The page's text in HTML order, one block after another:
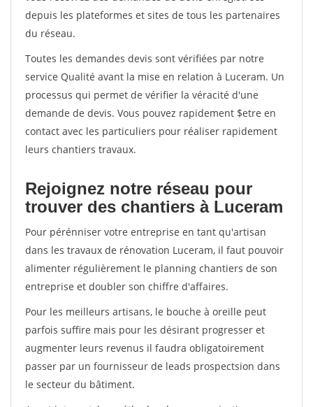
depuis les plateformes et sites de tous les partenaires
du réseau.
Toutes les demandes devis sont vérifiées par notre
service Qualité avant la mise en relation à Luceram. Un
processus qui permet de vérifier la véracité d'une
demande de devis. Vous pouvez rapidement $etre en
contact avec les particuliers pour réaliser rapidement
leurs chantiers travaux.
Rejoignez notre réseau pour
trouver des chantiers à Luceram
Pour pérénniser votre entreprise en tant qu'artisan
dans les travaux de rénovation Luceram, il faut pouvoir
alimenter régulièrement le planning chantiers de son
entreprise et doubler son chiffre d'affaires.
Pour les meilleurs artisans, le bouche à oreille peut
parfois suffire mais pour les désirant progresser et
augmenter leurs revenus il faudra obligatoirement
passer par un fournisseur de leads prospectsion dans
le secteur du bâtiment.